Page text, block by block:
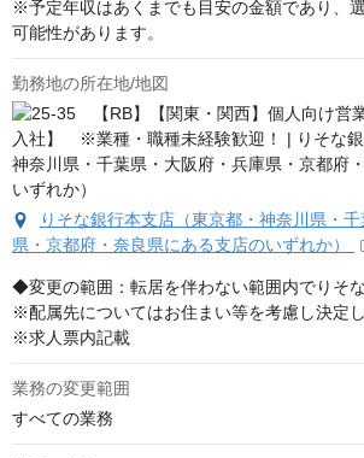
※予定年収はあくまでも目安の金額であり、
可能性があります。
勤務地の所在地/地図
りそな銀行本支店（東京都・神奈川県・
県・京都府・奈良県にある支店のいずれか）
◆変更の範囲：転居を伴わない範囲内でりそ
※配属先についてはお住まい等を考慮し決定し
※求人票内記載
業務の変更範囲
すべての業務